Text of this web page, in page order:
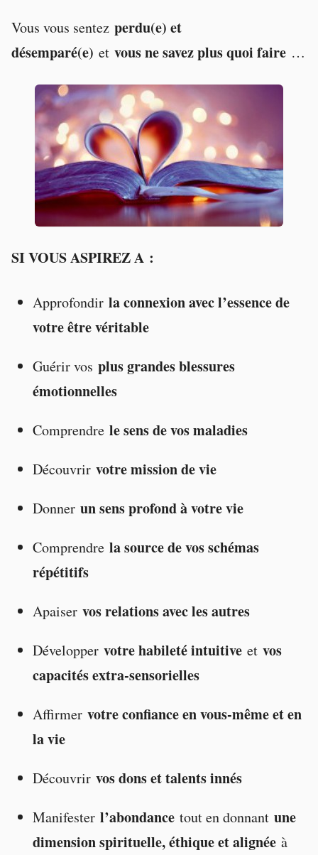
Vous vous sentez perdu(e) et
désemparé(e) et vous ne savez plus quoi faire …
SI VOUS ASPIREZ A :
Approfondirla connexion avec l’essence de
votre être véritable
Guérir vosplus grandes blessures
émotionnelles
Comprendre le sens de vos maladies
Découvrirvotre mission de vie
Donnerun sens profond à votre vie
Comprendrela source de vos schémas
répétitifs
Apaiser vos relations avec les autres
Développervotre habileté intuitive etvos
capacités extra-sensorielles
Affirmervotre confiance en vous-même et en
la vie
Découvrirvos dons et talents innés
Manifester l’abondance tout en donnantune
dimension spirituelle, éthique et alignéeà